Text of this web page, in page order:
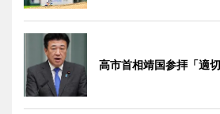
高市首相靖国参拝「適切